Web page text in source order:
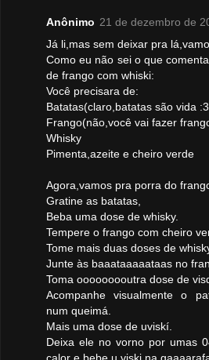
Anônimo 21 de dezembro de
Já li,mas sem deixar pra
Como eu não sei o que
de frango com whiski:
Você precisara de:
Batatas(claro,batatas são vida
Frango(não,você vai fazer
Whisky
Pimenta,azeite e cheiro verde
Agora,vamos pra porra do
Gratine as batatas,
Beba uma dose de whisky.
Tempere o frango com cheiro
Tome mais duas doses de
Junte às baaataaaaataas no
Toma ooooooooutra dose de
Acompanhe visualmente o
num queimá.
Mais uma dose de uviskí.
Deixa ele no vorno por umas